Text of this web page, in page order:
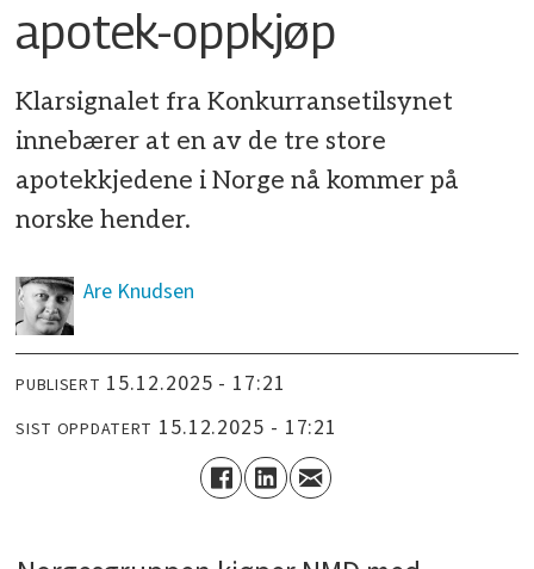
apotek-oppkjøp
Klarsignalet fra Konkurransetilsynet
innebærer at en av de tre store
apotekkjedene i Norge nå kommer på
norske hender.
Are Knudsen
PUBLISERT 15.12.2025 - 17:21
SIST OPPDATERT 15.12.2025 - 17:21